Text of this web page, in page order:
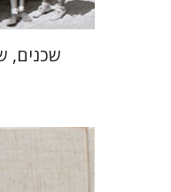
שכנים,